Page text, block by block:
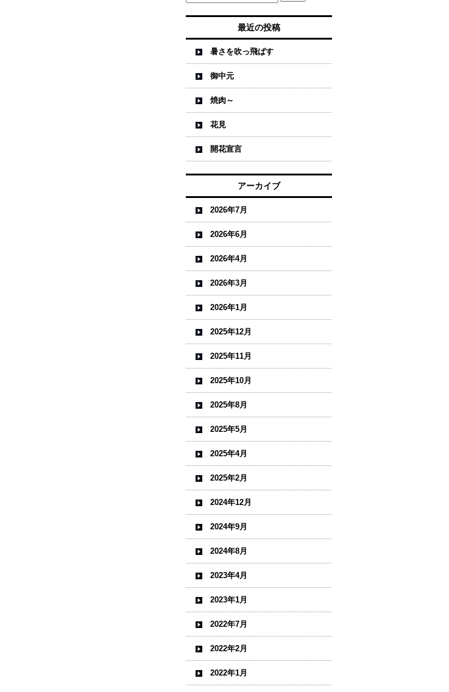
最近の投稿
暑さを吹っ飛ばす
御中元
焼肉～
花見
開花宣言
アーカイブ
2026年7月
2026年6月
2026年4月
2026年3月
2026年1月
2025年12月
2025年11月
2025年10月
2025年8月
2025年5月
2025年4月
2025年2月
2024年12月
2024年9月
2024年8月
2023年4月
2023年1月
2022年7月
2022年2月
2022年1月